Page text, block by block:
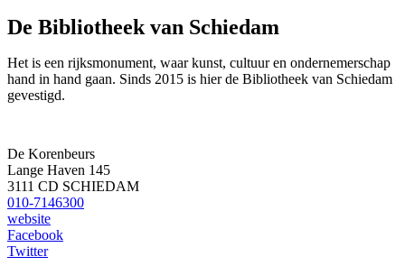
De Bibliotheek van Schiedam
Het is een rijksmonument, waar kunst, cultuur en ondernemerschap
hand in hand gaan. Sinds 2015 is hier de Bibliotheek van Schiedam
gevestigd.
De Korenbeurs
Lange Haven 145
3111 CD SCHIEDAM
010-7146300
website
Facebook
Twitter